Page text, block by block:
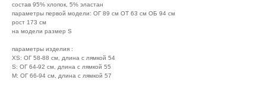
состав 95% хлопок, 5% эластан
параметры первой модели: ОГ 89 см ОТ 63 см ОБ 94 см
рост 173 см
на модели размер S
параметры изделия :
XS: ОГ 58-88 см, длина с лямкой 54
S: ОГ 64-92 см, длина с лямкой 55
М: ОГ 66-94 см, длина с лямкой 57